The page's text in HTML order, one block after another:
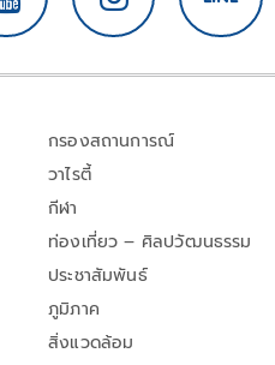
กรองสถานการณ์
วาไรตี้
กีฬา
ท่องเที่ยว – ศิลปวัฒนธรรม
ประชาสัมพันธ์
ภูมิภาค
สิ่งแวดล้อม